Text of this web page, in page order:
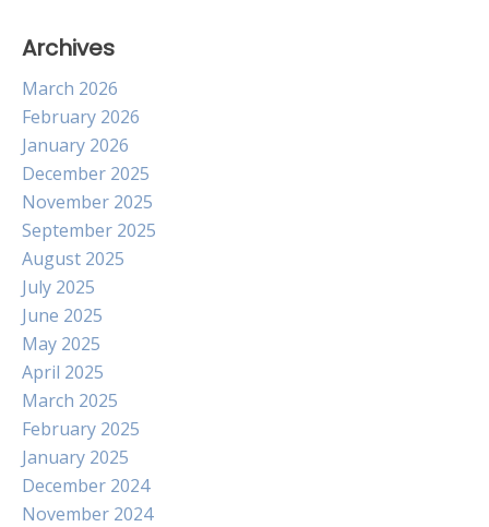
Archives
March 2026
February 2026
January 2026
December 2025
November 2025
September 2025
August 2025
July 2025
June 2025
May 2025
April 2025
March 2025
February 2025
January 2025
December 2024
November 2024